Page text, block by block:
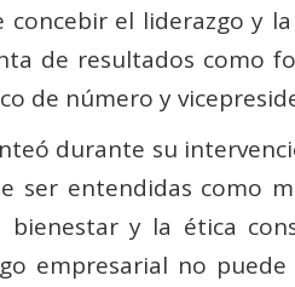
concebir el liderazgo y
de resultados como
de número y
durante su
ser entendidas como
bienestar y la ética
empresarial no